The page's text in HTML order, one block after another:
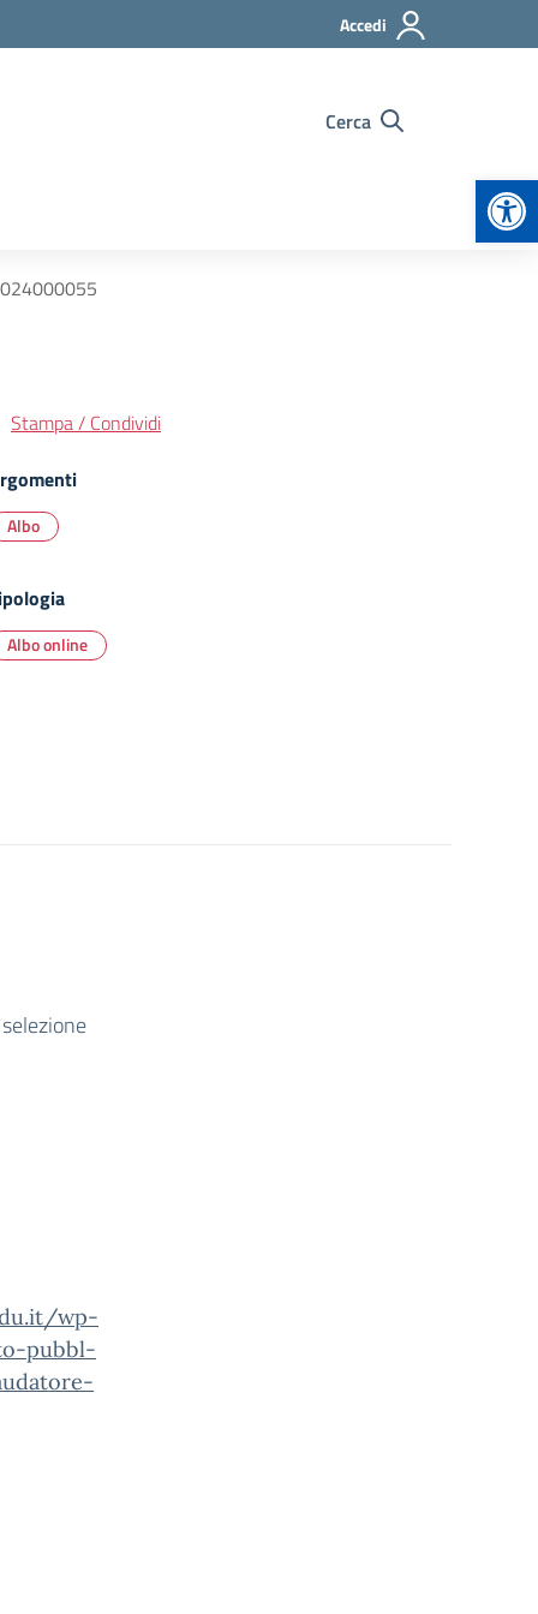
Accedi
Cerca
Stampa / Condividi
Albo
Albo online
wp-
pubbl-